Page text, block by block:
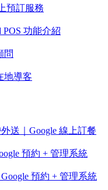
預訂服務
POS 功能介紹
問
地導客
送｜Google 線上訂餐
預約 + 管理系統
預約 + 管理系統